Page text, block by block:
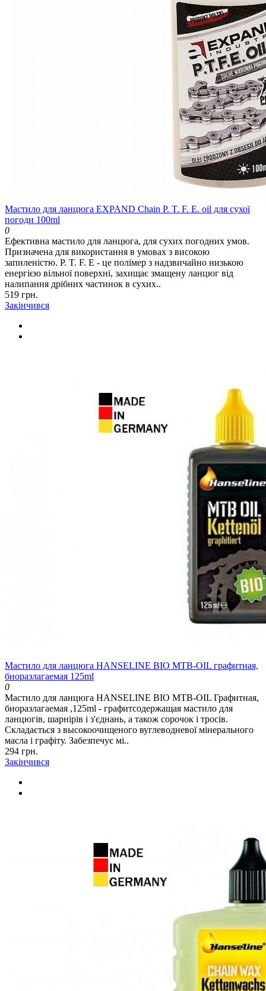
Мастило для ланцюга EXPAND Chain P. T. F. E. oil для сухої
погоди 100ml
0
Ефективна мастило для ланцюга, для сухих погодних умов.
Призначена для використання в умовах з високою
запиленістю. P. T. F. E - це полімер з надзвичайно низькою
енергією вільної поверхні, захищає змащену ланцюг від
налипання дрібних частинок в сухих..
519 грн.
Закінчився
Мастило для ланцюга HANSELINE BIO MTB-OIL графитная,
биоразлагаемая 125ml
0
Мастило для ланцюга HANSELINE BIO MTB-OIL Графитная,
биоразлагаемая ,125ml - графитсодержащая мастило для
ланцюгів, шарнірів і з'єднань, а також сорочок і тросів.
Складається з высокоочищеного вуглеводневої мінерального
масла і графіту. Забезпечує мі..
294 грн.
Закінчився